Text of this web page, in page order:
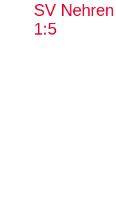
SV
1:5